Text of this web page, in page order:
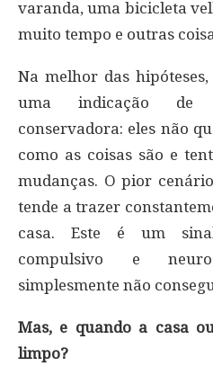
varanda, uma bicicleta
muito tempo e outras
Na melhor das
uma indicação de
conservadora: eles não
como as coisas são e
mudanças. O pior
tende a trazer
casa. Este é um
compulsivo e
simplesmente não
Mas, e quando a casa
limpo?